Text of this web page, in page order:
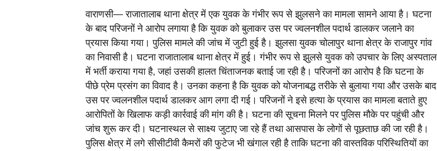
वाराणसी— राजातालाब थाना क्षेत्र में एक युवक के गंभीर रूप से झुलसने का मामला सामने आया है। घटना
के बाद परिजनों ने आरोप लगाया है कि युवक को बुलाकर उस पर ज्वलनशील पदार्थ डालकर जलाने का
प्रयास किया गया। पुलिस मामले की जांच में जुटी हुई है। झुलसा युवक चोलापुर थाना क्षेत्र के राजापुर गांव
का निवासी है। घटना राजातालाब थाना क्षेत्र में हुई। गंभीर रूप से झुलसे युवक को उपचार के लिए अस्पताल
में भर्ती कराया गया है, जहां उसकी हालत चिंताजनक बताई जा रही है। परिजनों का आरोप है कि घटना के
पीछे प्रेम प्रसंग का विवाद है। उनका कहना है कि युवक को योजनाबद्ध तरीके से बुलाया गया और उसके बाद
उस पर ज्वलनशील पदार्थ डालकर आग लगा दी गई। परिजनों ने इसे हत्या के प्रयास का मामला बताते हुए
आरोपितों के खिलाफ कड़ी कार्रवाई की मांग की है। घटना की सूचना मिलने पर पुलिस मौके पर पहुंची और
जांच शुरू कर दी। घटनास्थल से साक्ष्य जुटाए जा रहे हैं तथा आसपास के लोगों से पूछताछ की जा रही है।
पुलिस क्षेत्र में लगे सीसीटीवी कैमरों की फुटेज भी खंगाल रही है ताकि घटना की वास्तविक परिस्थितियों का